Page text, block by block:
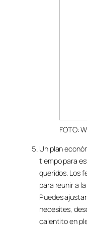
FOTO:
Un plan
tiempo para
queridos. Los
para reunir a
Puedes
necesites,
calentito en